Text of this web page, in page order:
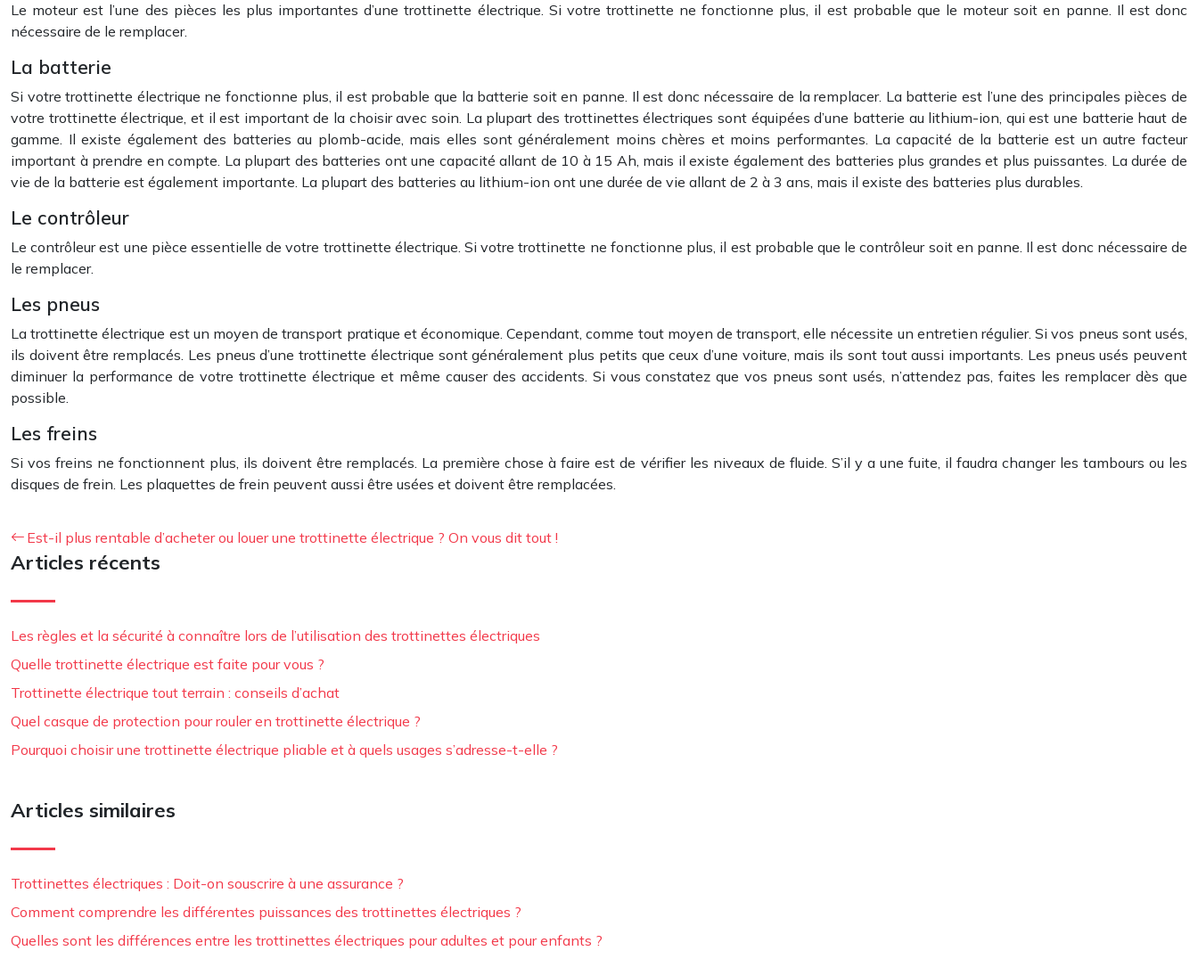
Le moteur est l’une des pièces les plus importantes d’une trottinette électrique. Si votre trottinette ne fonctionne plus, il est probable que le moteur soit en panne. Il est donc
nécessaire de le remplacer.
La batterie
Si votre trottinette électrique ne fonctionne plus, il est probable que la batterie soit en panne. Il est donc nécessaire de la remplacer. La batterie est l’une des principales pièces de
votre trottinette électrique, et il est important de la choisir avec soin. La plupart des trottinettes électriques sont équipées d’une batterie au lithium-ion, qui est une batterie haut de
gamme. Il existe également des batteries au plomb-acide, mais elles sont généralement moins chères et moins performantes. La capacité de la batterie est un autre facteur
important à prendre en compte. La plupart des batteries ont une capacité allant de 10 à 15 Ah, mais il existe également des batteries plus grandes et plus puissantes. La durée de
vie de la batterie est également importante. La plupart des batteries au lithium-ion ont une durée de vie allant de 2 à 3 ans, mais il existe des batteries plus durables.
Le contrôleur
Le contrôleur est une pièce essentielle de votre trottinette électrique. Si votre trottinette ne fonctionne plus, il est probable que le contrôleur soit en panne. Il est donc nécessaire de
le remplacer.
Les pneus
La trottinette électrique est un moyen de transport pratique et économique. Cependant, comme tout moyen de transport, elle nécessite un entretien régulier. Si vos pneus sont usés,
ils doivent être remplacés. Les pneus d’une trottinette électrique sont généralement plus petits que ceux d’une voiture, mais ils sont tout aussi importants. Les pneus usés peuvent
diminuer la performance de votre trottinette électrique et même causer des accidents. Si vous constatez que vos pneus sont usés, n’attendez pas, faites les remplacer dès que
possible.
Les freins
Si vos freins ne fonctionnent plus, ils doivent être remplacés. La première chose à faire est de vérifier les niveaux de fluide. S’il y a une fuite, il faudra changer les tambours ou les
disques de frein. Les plaquettes de frein peuvent aussi être usées et doivent être remplacées.
Est-il plus rentable d’acheter ou louer une trottinette électrique ? On vous dit tout !
Articles récents
Les règles et la sécurité à connaître lors de l’utilisation des trottinettes électriques
Quelle trottinette électrique est faite pour vous ?
Trottinette électrique tout terrain : conseils d’achat
Quel casque de protection pour rouler en trottinette électrique ?
Pourquoi choisir une trottinette électrique pliable et à quels usages s’adresse-t-elle ?
Articles similaires
Trottinettes électriques : Doit-on souscrire à une assurance ?
Comment comprendre les différentes puissances des trottinettes électriques ?
Quelles sont les différences entre les trottinettes électriques pour adultes et pour enfants ?